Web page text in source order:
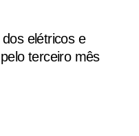
elétricos e
terceiro mês